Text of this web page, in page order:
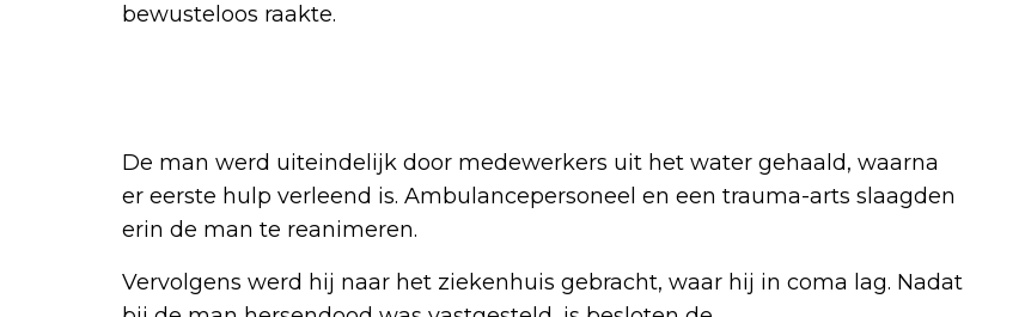
bewusteloos raakte.
De man werd uiteindelijk door medewerkers uit het water gehaald, waarna
er eerste hulp verleend is. Ambulancepersoneel en een trauma-arts slaagden
erin de man te reanimeren.
Vervolgens werd hij naar het ziekenhuis gebracht, waar hij in coma lag. Nadat